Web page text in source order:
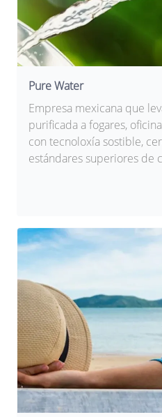
Pure Water
Empresa mexicana que
purificada a fogares,
con tecnoloxía sostible,
estándares superiores de